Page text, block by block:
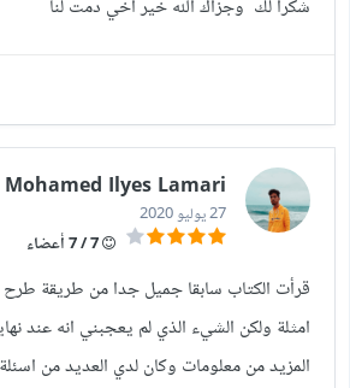
شكراً لك وجزاك الله خير أخي دمت لنا
Mohamed Ilyes Lamari
27 يوليو 2020
قرأت الكتاب سابقا جميل جدا من طريقة
امثلة ولكن الشيء الذي لم يعجبني انه عند
المزيد من معلومات وكان لدي العديد من